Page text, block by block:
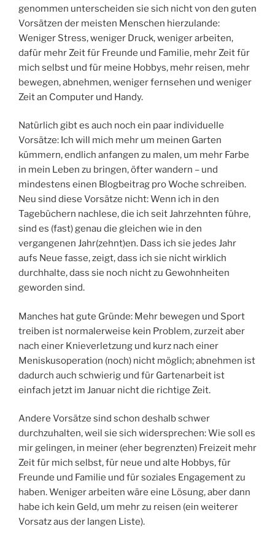
genommen unterscheiden sie sich nicht von den guten
Vorsätzen der meisten Menschen hierzulande:
Weniger Stress, weniger Druck, weniger arbeiten,
dafür mehr Zeit für Freunde und Familie, mehr Zeit für
mich selbst und für meine Hobbys, mehr reisen, mehr
bewegen, abnehmen, weniger fernsehen und weniger
Zeit an Computer und Handy.
Natürlich gibt es auch noch ein paar individuelle
Vorsätze: Ich will mich mehr um meinen Garten
kümmern, endlich anfangen zu malen, um mehr Farbe
in mein Leben zu bringen, öfter wandern – und
mindestens einen Blogbeitrag pro Woche schreiben.
Neu sind diese Vorsätze nicht: Wenn ich in den
Tagebüchern nachlese, die ich seit Jahrzehnten führe,
sind es (fast) genau die gleichen wie in den
vergangenen Jahr(zehnt)en. Dass ich sie jedes Jahr
aufs Neue fasse, zeigt, dass ich sie nicht wirklich
durchhalte, dass sie noch nicht zu Gewohnheiten
geworden sind.
Manches hat gute Gründe: Mehr bewegen und Sport
treiben ist normalerweise kein Problem, zurzeit aber
nach einer Knieverletzung und kurz nach einer
Meniskusoperation (noch) nicht möglich; abnehmen ist
dadurch auch schwierig und für Gartenarbeit ist
einfach jetzt im Januar nicht die richtige Zeit.
Andere Vorsätze sind schon deshalb schwer
durchzuhalten, weil sie sich widersprechen: Wie soll es
mir gelingen, in meiner (eher begrenzten) Freizeit mehr
Zeit für mich selbst, für neue und alte Hobbys, für
Freunde und Familie und für soziales Engagement zu
haben. Weniger arbeiten wäre eine Lösung, aber dann
habe ich kein Geld, um mehr zu reisen (ein weiterer
Vorsatz aus der langen Liste).